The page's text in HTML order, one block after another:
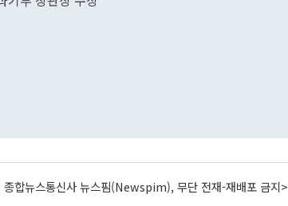
종합뉴스통신사 뉴스핌(Newspim), 무단 전재-재배포 금지>